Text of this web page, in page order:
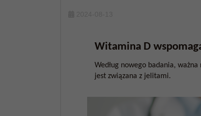
Witamina D
Według nowego badania,
jest związana z jelitami.